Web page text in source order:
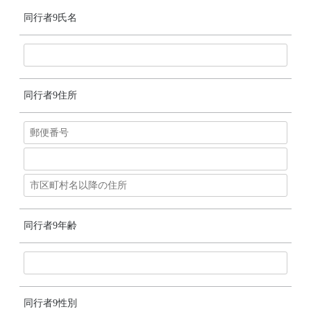
同行者9氏名
同行者9住所
同行者9年齢
同行者9性別